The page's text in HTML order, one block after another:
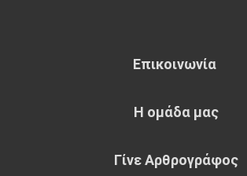
Επικοινωνία
Η ομάδα μας
Γίνε Αρθρογράφος